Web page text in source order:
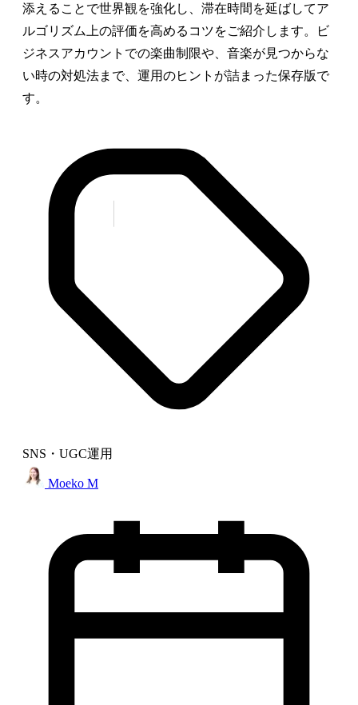
添えることで世界観を強化し、滞在時間を延ばしてア
ルゴリズム上の評価を高めるコツをご紹介します。ビ
ジネスアカウントでの楽曲制限や、音楽が見つからな
い時の対処法まで、運用のヒントが詰まった保存版で
す。
SNS・UGC運用
Moeko M